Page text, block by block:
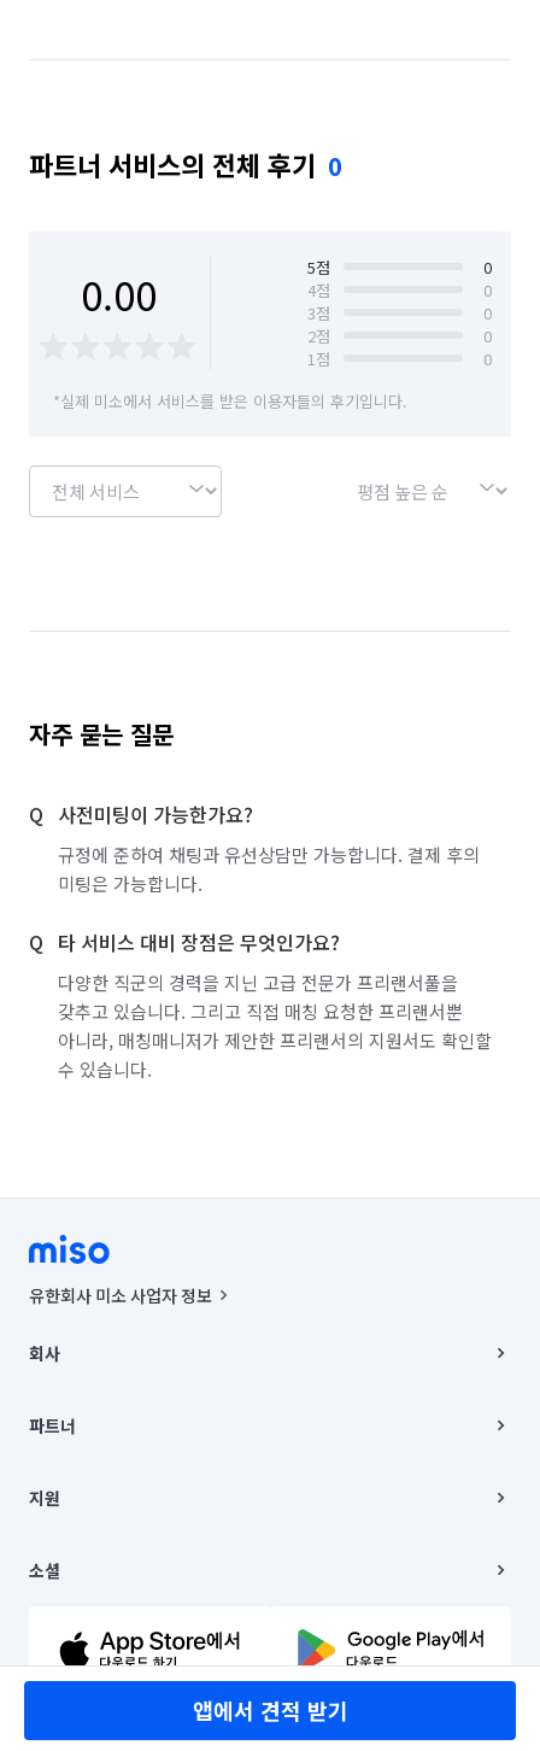
파트너 서비스의 전체 후기 0
0.00 5점
0
4점
0
3점
0
2점
0
1점
0
*실제 미소에서 서비스를 받은 이용자들의 후기입니다.
자주 묻는 질문
사전미팅이 가능한가요?
규정에 준하여 채팅과 유선상담만 가능합니다. 결제 후의
미팅은 가능합니다.
타 서비스 대비 장점은 무엇인가요?
다양한 직군의 경력을 지닌 고급 전문가 프리랜서풀을
갖추고 있습니다. 그리고 직접 매칭 요청한 프리랜서뿐
아니라, 매칭매니저가 제안한 프리랜서의 지원서도 확인할
수 있습니다.
앱에서 견적 받기
유한회사 미소 사업자 정보
00019 |
주소 | 본사: 서울특별시 종로구 율곡로 6(중학동, 트윈트리빌딩) B동 5층
컨택센터 : 서울특별시 종로구 수송동 율곡로 24, 7층, 8층 미소
상품, 상품정보, 거래에 관한 의무와 책임은 거래당사자에게 있습니다.
언론 보도 관련 문의:
© 유한회사 미소. Miso, Inc. All Rights Reserved.
회사
채용
파트너
이사
지원
이용약관
문의하기
소셜
유튜브